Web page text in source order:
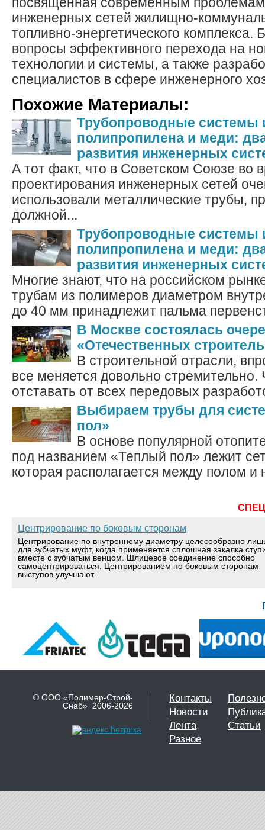
инженерных сетей жилищно-
топливно-энергетического комплекса.
вопросы эффективного перехода на
технологии и системы, а также
специалистов в сфере инженерного
Похожие Материалы:
Трубопроводные системы
полипропилена и меди:
развития инженерных
А тот факт, что в Советском Союзе во
проектирования инженерных сетей
использовали металлические трубы,
должной...
Трубопроводные системы
полипропилена и меди:
развития инженерных
Многие знают, что на российском
трубам из полимеров диаметром
до 40 мм принадлежит пальма
В Москве состоялась
«Отечественных
В строительной отрасли,
все меняется довольно стремительно.
отставать от всех передовых
Выбираем трубы для
пол»
В основе популярной
под названием «Теплый пол» лежит
которая располагается между полом
Центрирование по боковым сторонам
Центрирование по внутреннему диаметру целесообразно
для зубчатых муфт, когда применяется сплошная закалка
вместе с зубчатым венцом. Шлицевое соединение способно
самоцентрироваться. Центрированием по боковым сторонам
выступов улучшают...
© ООО «Полимер-Строй-
Снаб» 2006-2026
Контакты
Новости
Лента
Статьи
Разное